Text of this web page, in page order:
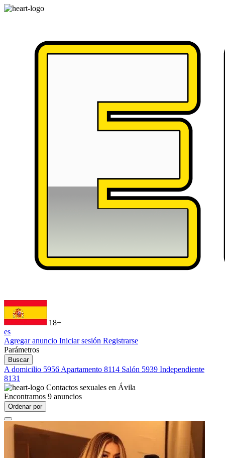
18+
es
Agregar anuncio Iniciar sesión Registrarse
Parámetros
Buscar
A domicilio 5956 Apartamento 8114 Salón 5939 Independiente
8131
Contactos sexuales en Ávila
Encontramos 9 anuncios
Ordenar por